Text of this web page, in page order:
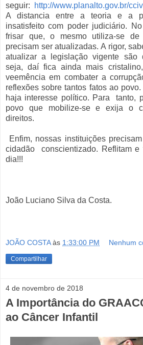
seguir:
http://www.planalto.gov.br/
A distancia entre a teoria e a
insatisfeito com poder judiciário.
frisar que, o mesmo utiliza-se de
precisam ser atualizadas. A rigor,
atualizar a legislação vigente são
seja, daí fica ainda mais
veemência em combater a
reflexões sobre tantos fatos ao
haja interesse político. Para tanto,
povo que mobilize-se e exija o
direitos.
Enfim, nossas instituições
cidadão conscientizado. Reflitam e
dia!!!
João Luciano Silva da Costa.
JOÃO COSTAàs 1:33:00 PM Nenhum
Compartilhar
4 de novembro de 2018
A Importância do
ao Câncer Infantil